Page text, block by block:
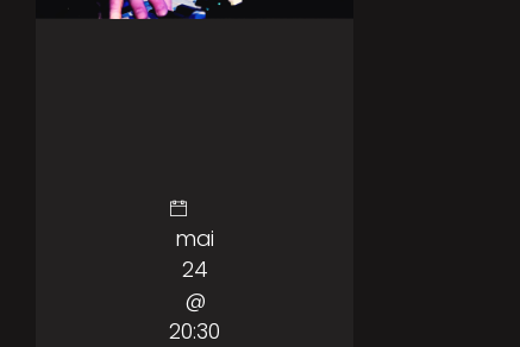
mai
24
@
20:30